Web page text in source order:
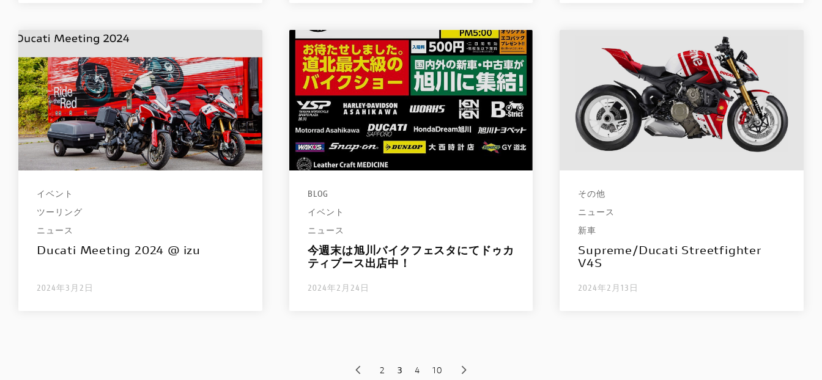
イベント
ツーリング
ニュース
Ducati Meeting 2024 @ izu
2024年3月2日
BLOG
イベント
ニュース
今週末は旭川バイクフェスタにてドゥカ
ティブース出店中！
2024年2月24日
その他
ニュース
新車
Supreme/Ducati Streetfighter
V4S
2024年2月13日
2 3 4 10